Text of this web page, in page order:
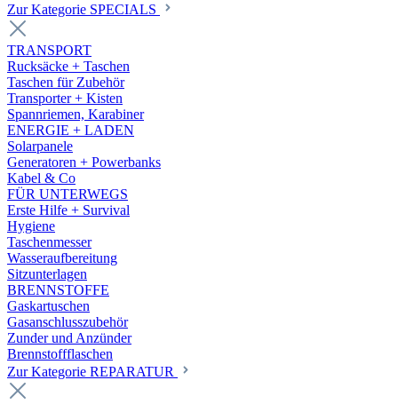
Zur Kategorie SPECIALS
TRANSPORT
Rucksäcke + Taschen
Taschen für Zubehör
Transporter + Kisten
Spannriemen, Karabiner
ENERGIE + LADEN
Solarpanele
Generatoren + Powerbanks
Kabel & Co
FÜR UNTERWEGS
Erste Hilfe + Survival
Hygiene
Taschenmesser
Wasseraufbereitung
Sitzunterlagen
BRENNSTOFFE
Gaskartuschen
Gasanschlusszubehör
Zunder und Anzünder
Brennstoffflaschen
Zur Kategorie REPARATUR